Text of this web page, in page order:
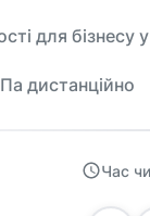
для бізнесу
дистанційно
Час